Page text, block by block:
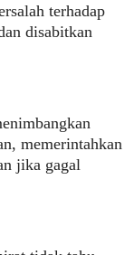
terhadap
disabitkan
memerintahkan
jika gagal